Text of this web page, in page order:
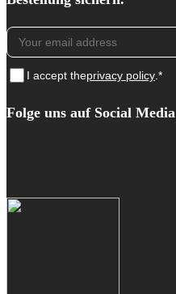
I accept theprivacy policy.*
Folge uns auf Social Media